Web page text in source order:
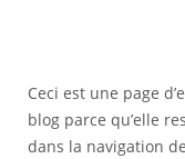
Ceci est une page
blog parce qu’elle
dans la navigation